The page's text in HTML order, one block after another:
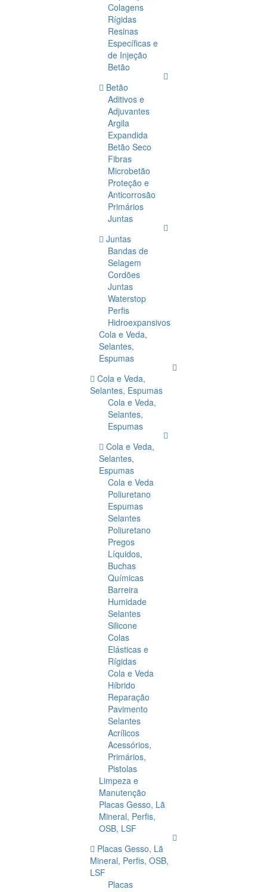
Colagens
Rígidas
Resinas
Específicas e
de Injeção
Betão
Betão
Aditivos e
Adjuvantes
Argila
Expandida
Betão Seco
Fibras
Microbetão
Proteção e
Anticorrosão
Primários
Juntas
Juntas
Bandas de
Selagem
Cordões
Juntas
Waterstop
Perfis
Hidroexpansivos
Cola e Veda,
Selantes,
Espumas
Cola e Veda,
Selantes, Espumas
Cola e Veda,
Selantes,
Espumas
Cola e Veda,
Selantes,
Espumas
Cola e Veda
Poliuretano
Espumas
Selantes
Poliuretano
Pregos
Líquidos,
Buchas
Químicas
Barreira
Humidade
Selantes
Silicone
Colas
Elásticas e
Rígidas
Cola e Veda
Híbrido
Reparação
Pavimento
Selantes
Acrílicos
Acessórios,
Primários,
Pistolas
Limpeza e
Manutenção
Placas Gesso, Lã
Mineral, Perfis,
OSB, LSF
Placas Gesso, Lã
Mineral, Perfis, OSB,
LSF
Placas